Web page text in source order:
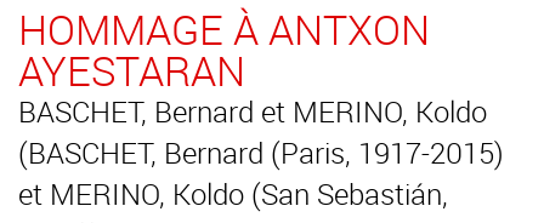
HOMMAGE À ANTXON
AYESTARAN
BASCHET, Bernard et MERINO, Koldo
(BASCHET, Bernard (Paris, 1917-2015)
et MERINO, Koldo (San Sebastián,